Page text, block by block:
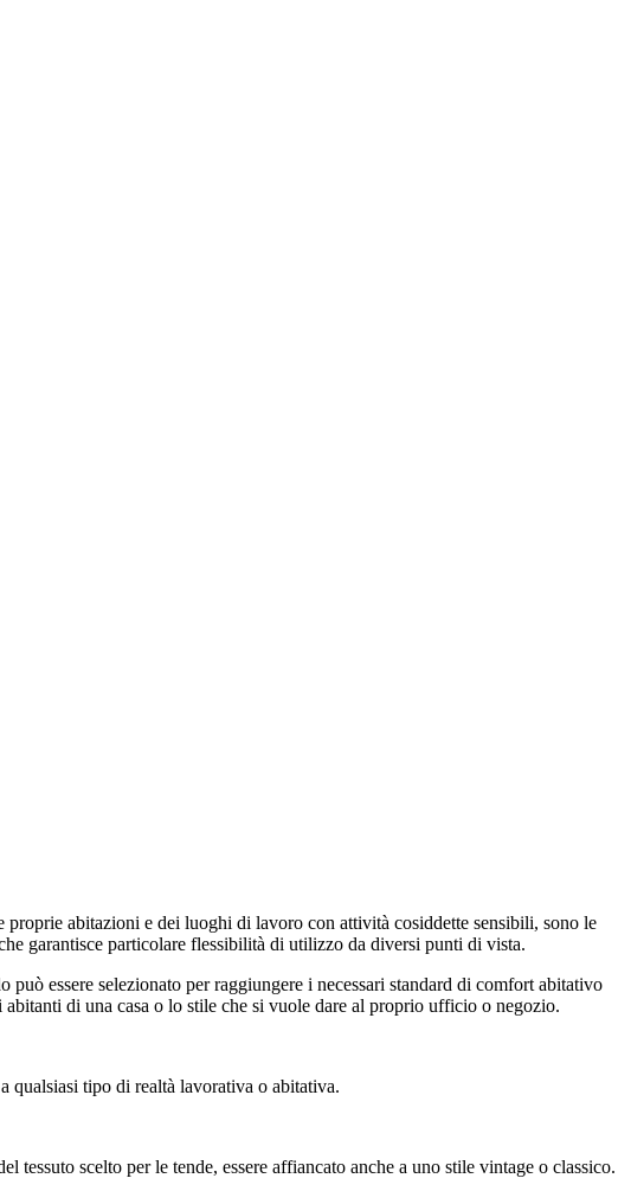
abitazioni e dei luoghi di lavoro con attività cosiddette sensibili, sono le
garantisce particolare flessibilità di utilizzo da diversi punti di vista.
essere selezionato per raggiungere i necessari standard di comfort abitativo
di una casa o lo stile che si vuole dare al proprio ufficio o negozio.
qualsiasi tipo di realtà lavorativa o abitativa.
tessuto scelto per le tende, essere affiancato anche a uno stile vintage o classico.